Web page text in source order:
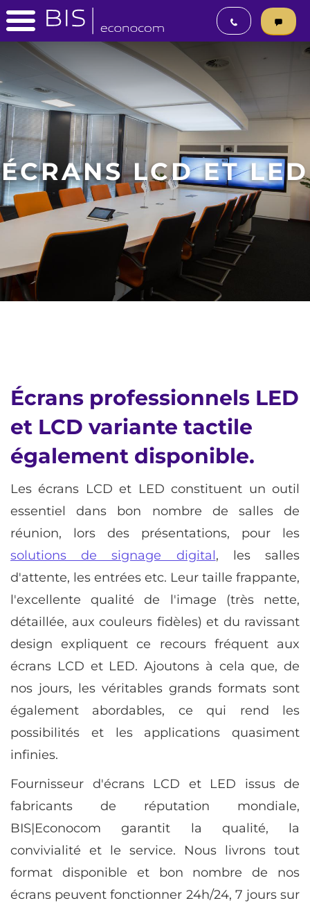
ÉCRANS LCD ET LED
Écrans professionnels LED
et LCD variante tactile
également disponible.
Les écrans LCD et LED constituent un outil
essentiel dans bon nombre de salles de
réunion, lors des présentations, pour les
solutions de signage digital, les salles
d'attente, les entrées etc. Leur taille frappante,
l'excellente qualité de l'image (très nette,
détaillée, aux couleurs fidèles) et du ravissant
design expliquent ce recours fréquent aux
écrans LCD et LED. Ajoutons à cela que, de
nos jours, les véritables grands formats sont
également abordables, ce qui rend les
possibilités et les applications quasiment
infinies.
Fournisseur d'écrans LCD et LED issus de
fabricants de réputation mondiale,
BIS|Econocom garantit la qualité, la
convivialité et le service. Nous livrons tout
format disponible et bon nombre de nos
écrans peuvent fonctionner 24h/24, 7 jours sur